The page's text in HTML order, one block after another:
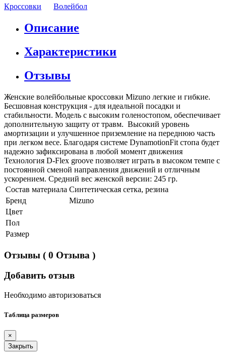
Кроссовки Волейбол
Описание
Характеристики
Отзывы
Женские волейбольные кроссовки Mizuno легкие и гибкие.
Бесшовная конструкция - для идеальной посадки и
стабильности. Модель с высоким голеностопом, обеспечивает
дополнительную защиту от травм. Высокий уровень
амортизации и улучшенное приземление на переднюю часть
при легком весе. Благодаря системе DynamotionFit стопа будет
надежно зафиксирована в любой момент движения
Технология D-Flex groove позволяет играть в высоком темпе с
постоянной сменой направления движений и отличным
ускорением. Средний вес женской версии: 245 гр.
Состав материала Синтетическая сетка, резина
Бренд
Mizuno
Цвет
Пол
Размер
Отзывы ( 0 Отзыва )
Добавить отзыв
Необходимо авторизоваться
Таблица размеров
×
Закрыть